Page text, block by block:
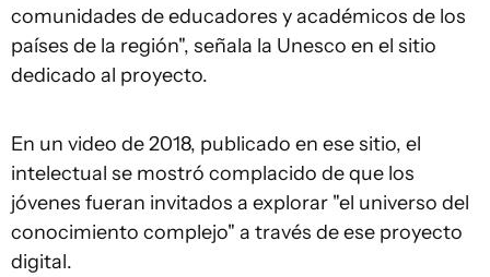
comunidades de educadores y académicos de los
países de la región", señala la Unesco en el sitio
dedicado al proyecto.
En un video de 2018, publicado en ese sitio, el
intelectual se mostró complacido de que los
jóvenes fueran invitados a explorar "el universo del
conocimiento complejo" a través de ese proyecto
digital.